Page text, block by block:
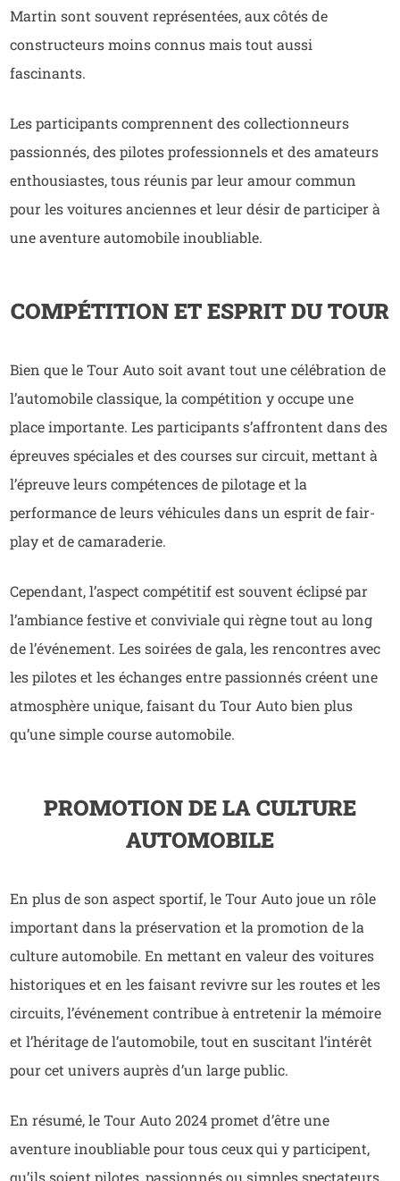
Martin sont souvent représentées, aux côtés de
constructeurs moins connus mais tout aussi
fascinants.
Les participants comprennent des collectionneurs
passionnés, des pilotes professionnels et des amateurs
enthousiastes, tous réunis par leur amour commun
pour les voitures anciennes et leur désir de participer à
une aventure automobile inoubliable.
COMPÉTITION ET ESPRIT DU TOUR
Bien que le Tour Auto soit avant tout une célébration de
l’automobile classique, la compétition y occupe une
place importante. Les participants s’affrontent dans des
épreuves spéciales et des courses sur circuit, mettant à
l’épreuve leurs compétences de pilotage et la
performance de leurs véhicules dans un esprit de fair-
play et de camaraderie.
Cependant, l’aspect compétitif est souvent éclipsé par
l’ambiance festive et conviviale qui règne tout au long
de l’événement. Les soirées de gala, les rencontres avec
les pilotes et les échanges entre passionnés créent une
atmosphère unique, faisant du Tour Auto bien plus
qu’une simple course automobile.
PROMOTION DE LA CULTURE
AUTOMOBILE
En plus de son aspect sportif, le Tour Auto joue un rôle
important dans la préservation et la promotion de la
culture automobile. En mettant en valeur des voitures
historiques et en les faisant revivre sur les routes et les
circuits, l’événement contribue à entretenir la mémoire
et l’héritage de l’automobile, tout en suscitant l’intérêt
pour cet univers auprès d’un large public.
En résumé, le Tour Auto 2024 promet d’être une
aventure inoubliable pour tous ceux qui y participent,
qu’ils soient pilotes, passionnés ou simples spectateurs.